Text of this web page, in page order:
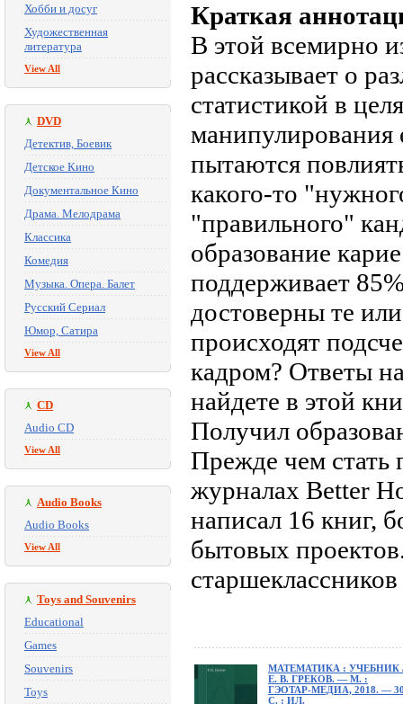
Хобби и досуг
Художественная
литература
View All
DVD
Детектив, Боевик
Детское Кино
Документальное Кино
Драма. Мелодрама
Классика
Комедия
Музыка. Опера. Балет
Русский Сериал
Юмор, Сатира
View All
CD
Audio CD
View All
Audio Books
Audio Books
View All
Toys and Souvenirs
Educational
Games
Souvenirs
Toys
Краткая
В этой всемирно
рассказывает о
статистикой в
пытаются
какого-то
"правильного"
образование
поддерживает
достоверны те
происходят
кадром? Ответы
найдете в этой
Получил
Прежде чем стать
журналах Better
написал 16 книг,
бытовых
МАТЕМАТИКА : УЧЕБНИК
Е. В. ГРЕКОВ. — М. :
ГЭОТАР-МЕДИА, 2018. —
С. : ИЛ.